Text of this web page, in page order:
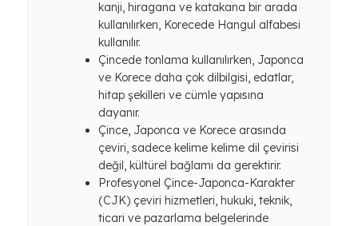
kanji, hiragana ve katakana bir arada
kullanılırken, Korecede Hangul alfabesi
kullanılır.
Çincede tonlama kullanılırken, Japonca
ve Korece daha çok dilbilgisi, edatlar,
hitap şekilleri ve cümle yapısına
dayanır.
Çince, Japonca ve Korece arasında
çeviri, sadece kelime kelime dil çevirisi
değil, kültürel bağlamı da gerektirir.
Profesyonel Çince-Japonca-Karakter
(CJK) çeviri hizmetleri, hukuki, teknik,
ticari ve pazarlama belgelerinde